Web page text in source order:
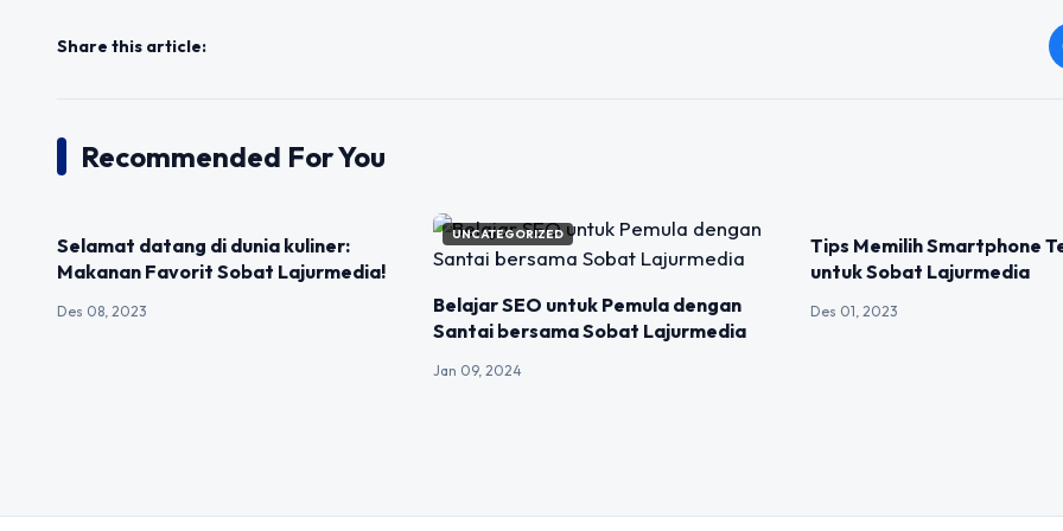
Share this article:
Recommended For You
Selamat datang di dunia kuliner:
Makanan Favorit Sobat Lajurmedia!
Des 08, 2023
UNCATEGORIZED
Belajar SEO untuk Pemula dengan
Santai bersama Sobat Lajurmedia
Jan 09, 2024
Tips Memilih Smartphone
untuk Sobat Lajurmedia
Des 01, 2023